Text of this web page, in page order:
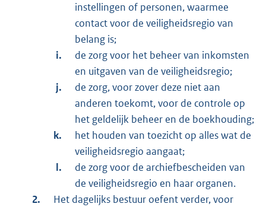
instellingen of personen, waarmee
contact voor de veiligheidsregio van
belang is;
de zorg voor het beheer van inkomsten
en uitgaven van de veiligheidsregio;
de zorg, voor zover deze niet aan
anderen toekomt, voor de controle op
het geldelijk beheer en de boekhouding;
het houden van toezicht op alles wat de
veiligheidsregio aangaat;
de zorg voor de archiefbescheiden van
de veiligheidsregio en haar organen.
Het dagelijks bestuur oefent verder, voor